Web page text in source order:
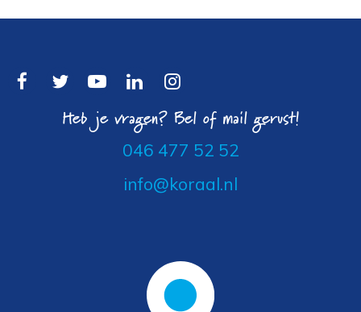
Heb je vragen? Bel of mail gerust!
046 477 52 52
info@koraal.nl